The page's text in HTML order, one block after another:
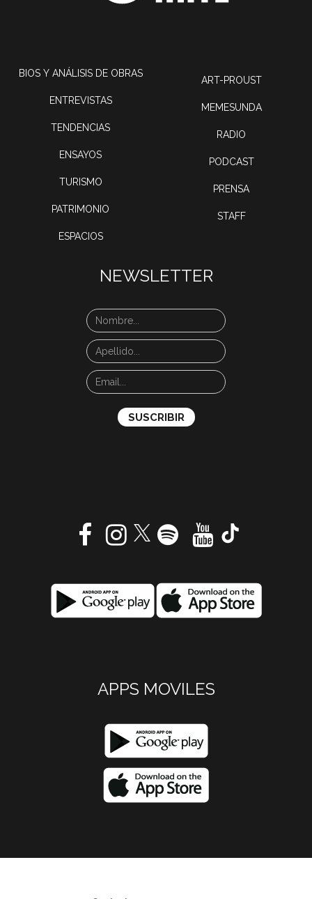
BIOS Y ANÁLISIS DE OBRAS
ENTREVISTAS
TENDENCIAS
ENSAYOS
TURISMO
PATRIMONIO
ESPACIOS
ART-PROUST
MEMESUNDA
RADIO
PODCAST
PRENSA
STAFF
NEWSLETTER
APPS MOVILES